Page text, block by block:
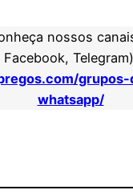
nossos
Facebook,
whatsapp/